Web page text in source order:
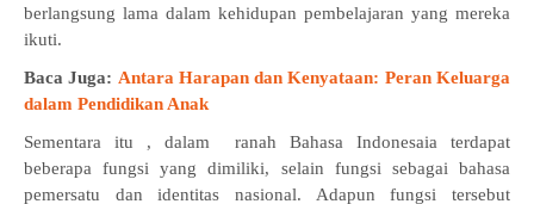
berlangsung lama dalam kehidupan pembelajaran yang mereka
ikuti.
Baca Juga: Antara Harapan dan Kenyataan: Peran Keluarga
dalam Pendidikan Anak
Sementara itu , dalam ranah Bahasa Indonesaia terdapat
beberapa fungsi yang dimiliki, selain fungsi sebagai bahasa
pemersatu dan identitas nasional. Adapun fungsi tersebut